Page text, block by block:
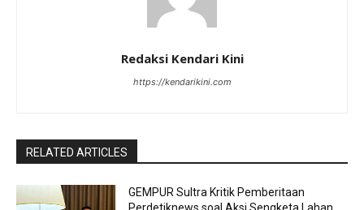
Redaksi Kendari Kini
https://kendarikini.com
RELATED ARTICLES
GEMPUR Sultra Kritik Pemberitaan